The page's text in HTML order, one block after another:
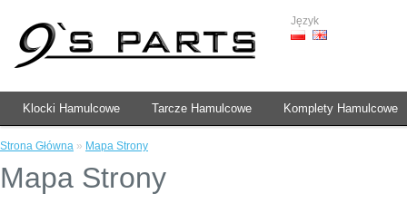
Język
Klocki Hamulcowe Tarcze Hamulcowe Komplety Hamulcowe
Strona Główna » Mapa Strony
Mapa Strony